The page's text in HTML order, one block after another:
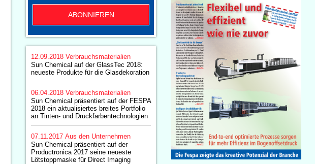
ABONNIEREN
12.09.2018 Verbrauchsmaterialien
Sun Chemical auf der GlassTec 2018:
neueste Produkte für die Glasdekoration
06.04.2018 Verbrauchsmaterialien
Sun Chemical präsentiert auf der FESPA
2018 ein aktualisiertes breites Portfolio
an Tinten- und Druckfarbentechnologien
07.11.2017 Aus den Unternehmen
Sun Chemical präsentiert auf der
Productronica 2017 seine neueste
Lötstoppmaske für Direct Imaging